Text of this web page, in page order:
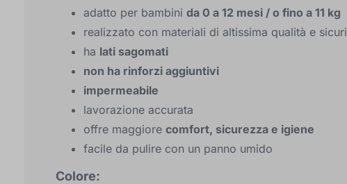
adatto per bambini da 0 a 12 mesi / o fino a 11 kg
realizzato con materiali di altissima qualità e sicuri
ha lati sagomati
non ha rinforzi aggiuntivi
impermeabile
lavorazione accurata
offre maggiore comfort, sicurezza e igiene
facile da pulire con un panno umido
Colore: